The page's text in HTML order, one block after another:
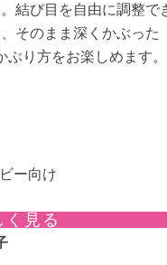
結び目を自由に調整で
そのまま深くかぶった
り方をお楽しめます。
ー向け
見る